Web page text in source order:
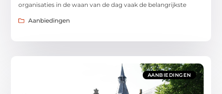
organisaties in de waan van de dag vaak de belangrijkste
Aanbiedingen
AANBIEDINGEN